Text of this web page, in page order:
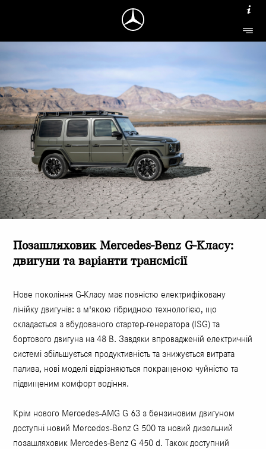
Позашляховик Mercedes-Benz G-Класу:
двигуни та варіанти трансмісії
Нове покоління G-Класу має повністю електрифіковану
лінійку двигунів: з м'якою гібридною технологією, що
складається з вбудованого стартер-генератора (ISG) та
бортового двигуна на 48 В. Завдяки впровадженій електричній
системі збільшується продуктивність та знижується витрата
палива, нові моделі відрізняються покращеною чуйністю та
підвищеним комфорт водіння.
Крім нового Mercedes-AMG G 63 з бензиновим двигуном
доступні новий Mercedes-Benz G 500 та новий дизельний
позашляховик Mercedes-Benz G 450 d. Також доступний